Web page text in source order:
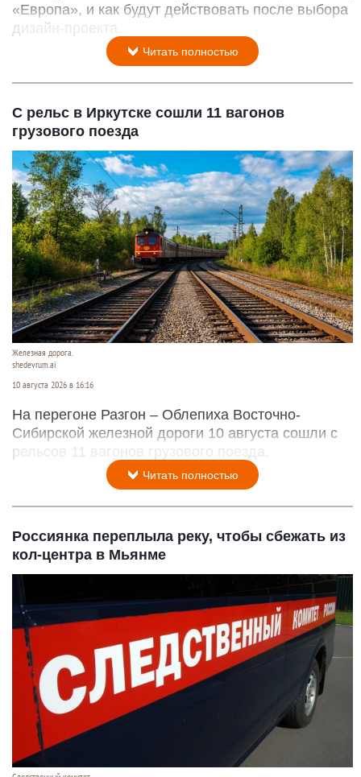
«Европа», и как будут действовать после выбора
дизайн-проекта.
Читать полностью
С рельс в Иркутске сошли 11 вагонов
грузового поезда
Железная дорога.
shedevrum.ai
10 августа 2026 в 16:16
На перегоне Разгон – Облепиха Восточно-
Сибирской железной дороги 10 августа сошли с
рельсов 11 вагонов грузового поезда.
Читать полностью
Россиянка переплыла реку, чтобы сбежать из
кол-центра в Мьянме